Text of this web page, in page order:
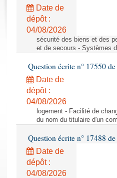
Rapports législatifs
Rapports sur l'application des
Baromètre de l’application des
Dossiers législatifs
Budget et sécurité sociale
Questions écrites et orales
Comptes rendus des débats
Date de
dépôt :
04/08/2026
sécurité des biens et des
et de secours - Systèmes
Question écrite n° 17550
Date de
dépôt :
04/08/2026
logement - Facilité de
du nom du titulaire d'un
Question écrite n° 17488
Date de
dépôt :
04/08/2026